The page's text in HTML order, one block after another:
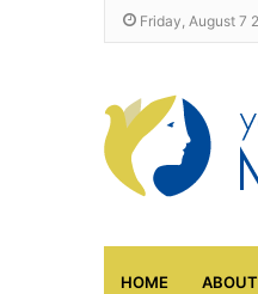
Friday, August 7
HOME